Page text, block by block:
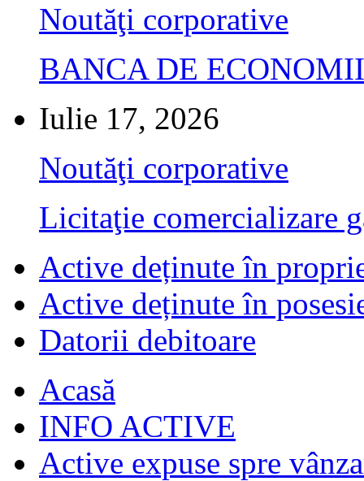
Noutăţi corporative
BANCA DE
Iulie 17, 2026
Noutăţi corporative
Licitaţie comercializare
Active deținute în
Active deținute în
Datorii debitoare
Acasă
INFO ACTIVE
Active expuse spre